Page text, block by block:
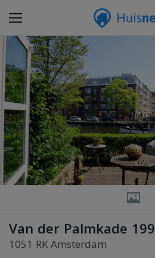
Van der Palmkade 199
1051 RK Amsterdam